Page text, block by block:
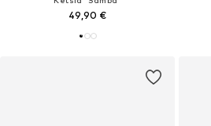
49,90 €